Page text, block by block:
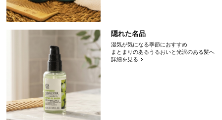
隠れた名品
湿気が気になる季節におすすめ
まとまりのあるうるおいと光沢のある髪へ
詳細を見る